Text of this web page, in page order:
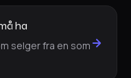
ha
selger fra en som